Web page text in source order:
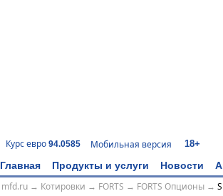
Курс евро 94.0585 Мобильная версия 18+
Главная Продукты и услуги Новости
mfd.ru→ Котировки → FORTS → FORTS Опционы→